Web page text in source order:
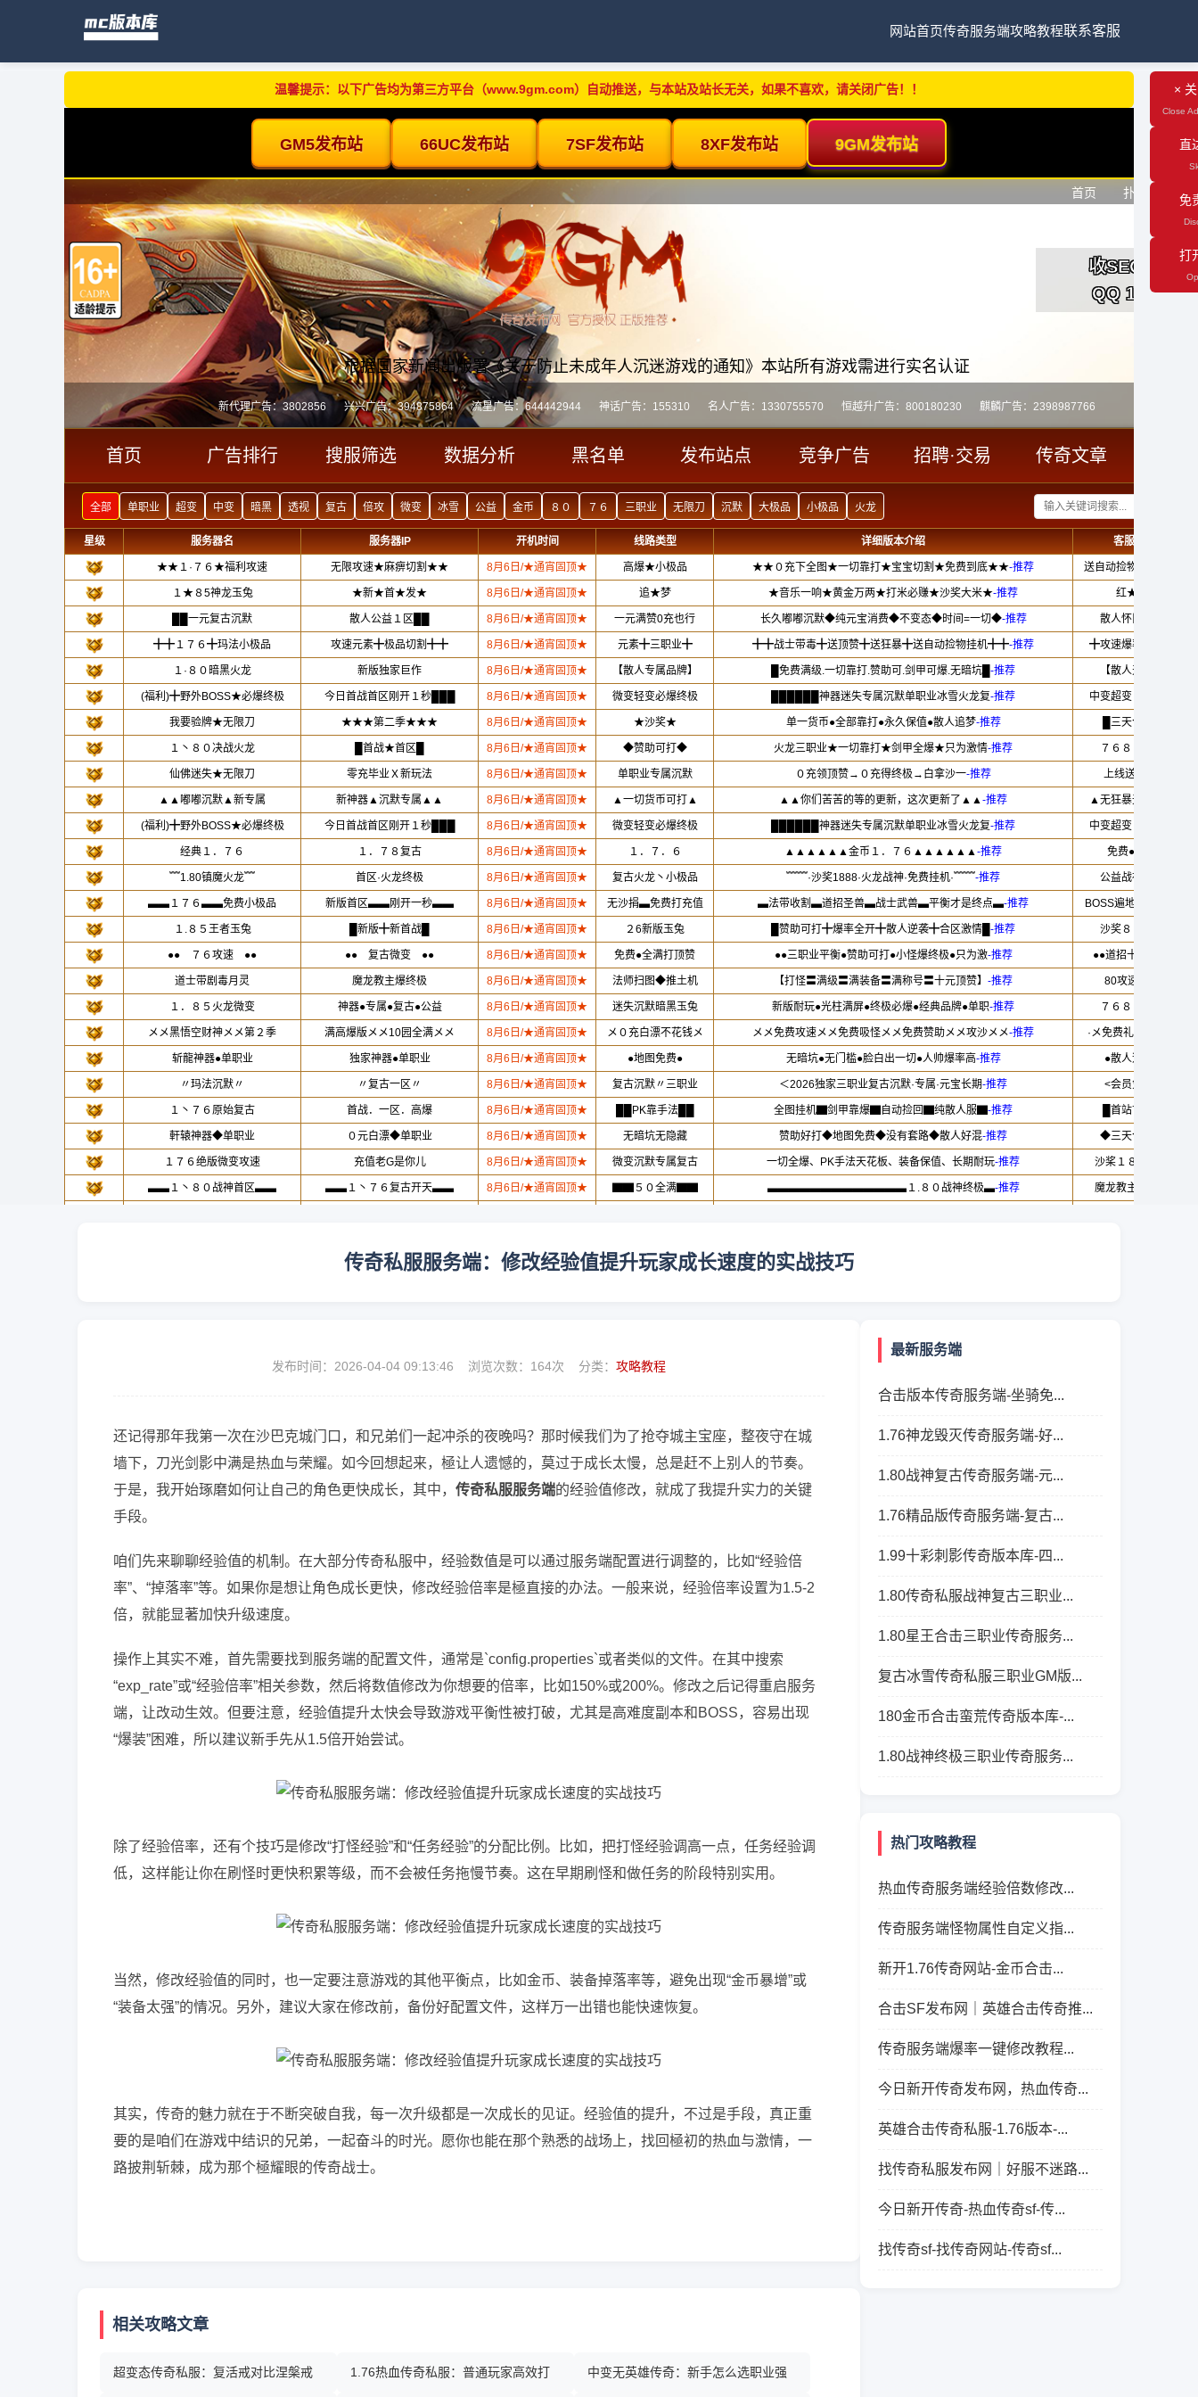
网站首页传奇服务端攻略教程联系客服
温馨提示：以下广告均为第三方平台（www.9gm.com）自动推送，与本站及站长无关，如果不喜欢，请关闭广告！！ ×
Close
直
免
打
传奇私服服务端：修改经验值提升玩家成长速度的实战技巧
发布时间：2026-04-04 09:13:46 浏览次数： 164次 分类： 攻略教程
还记得那年我第一次在沙巴克城门口，和兄弟们一起冲杀的夜晚吗？那时候我们为了抢夺城主宝座，整夜守在城
墙下，刀光剑影中满是热血与荣耀。如今回想起来，極让人遗憾的，莫过于成长太慢，总是赶不上别人的节奏。
于是，我开始琢磨如何让自己的角色更快成长，其中， 传奇私服服务端的经验值修改，就成了我提升实力的关键
手段。
咱们先来聊聊经验值的机制。在大部分传奇私服中，经验数值是可以通过服务端配置进行调整的，比如“经验倍
率”、“掉落率”等。如果你是想让角色成长更快，修改经验倍率是極直接的办法。一般来说，经验倍率设置为1.5-2
倍，就能显著加快升级速度。
操作上其实不难，首先需要找到服务端的配置文件，通常是`config.properties`或者类似的文件。在其中搜索
“exp_rate”或“经验倍率”相关参数，然后将数值修改为你想要的倍率，比如150%或200%。修改之后记得重启服务
端，让改动生效。但要注意，经验值提升太快会导致游戏平衡性被打破，尤其是高难度副本和BOSS，容易出现
“爆装”困难，所以建议新手先从1.5倍开始尝试。
除了经验倍率，还有个技巧是修改“打怪经验”和“任务经验”的分配比例。比如，把打怪经验调高一点，任务经验调
低，这样能让你在刷怪时更快积累等级，而不会被任务拖慢节奏。这在早期刷怪和做任务的阶段特别实用。
当然，修改经验值的同时，也一定要注意游戏的其他平衡点，比如金币、装备掉落率等，避免出现“金币暴增”或
“装备太强”的情况。另外，建议大家在修改前，备份好配置文件，这样万一出错也能快速恢复。
其实，传奇的魅力就在于不断突破自我，每一次升级都是一次成长的见证。经验值的提升，不过是手段，真正重
要的是咱们在游戏中结识的兄弟，一起奋斗的时光。愿你也能在那个熟悉的战场上，找回極初的热血与激情，一
路披荆斩棘，成为那个極耀眼的传奇战士。
相关攻略文章
超变态传奇私服：复活戒对比涅槃戒 1.76热血传奇私服：普通玩家高效打 中变无英雄传奇：新手怎么选职业强
最新服务端
合击版本传奇服务端-坐骑免...
1.76神龙毁灭传奇服务端-好...
1.80战神复古传奇服务端-元...
1.76精品版传奇服务端-复古...
1.99十彩刺影传奇版本库-四...
1.80传奇私服战神复古三职业...
1.80星王合击三职业传奇服务...
复古冰雪传奇私服三职业GM版...
180金币合击蛮荒传奇版本库-...
1.80战神终极三职业传奇服务...
热门攻略教程
热血传奇服务端经验倍数修改...
传奇服务端怪物属性自定义指...
新开1.76传奇网站-金币合击...
合击SF发布网｜英雄合击传奇推...
传奇服务端爆率一键修改教程...
今日新开传奇发布网，热血传奇...
英雄合击传奇私服-1.76版本-...
找传奇私服发布网｜好服不迷路...
今日新开传奇-热血传奇sf-传...
找传奇sf-找传奇网站-传奇sf...